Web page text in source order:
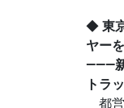
◆ 東
ヤー
―――
トラ
都営